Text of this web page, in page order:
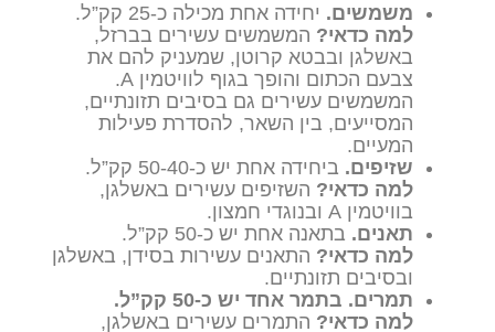
משמשים. יחידה אחת מכילה כ-25 קק”ל.
למה כדאי? המשמשים עשירים בברזל,
באשלגן ובבטא קרוטן, שמעניק להם את
צבעם הכתום והופך בגוף לוויטמין A.
המשמשים עשירים גם בסיבים תזונתיים,
המסייעים, בין השאר, להסדרת פעילות
המעיים.
שזיפים. ביחידה אחת יש כ-50-40 קק”ל.
למה כדאי? השזיפים עשירים באשלגן,
בוויטמין A ובנוגדי חמצון.
תאנים. בתאנה אחת יש כ-50 קק”ל.
למה כדאי? התאנים עשירות בסידן, באשלגן
ובסיבים תזונתיים.
תמרים. בתמר אחד יש כ-50 קק”ל.
למה כדאי? התמרים עשירים באשלגן,